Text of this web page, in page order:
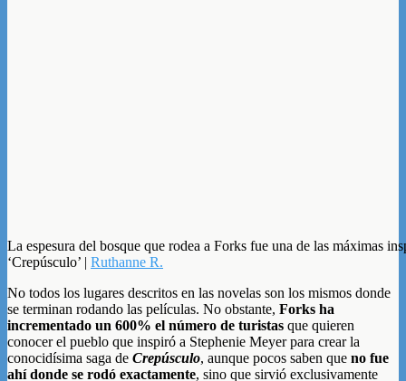
La espesura del bosque que rodea a Forks fue una de las máximas
‘Crepúsculo’ | Ruthanne R.
No todos los lugares descritos en las novelas son los mismos donde
se terminan rodando las películas. No obstante, Forks ha
incrementado un 600% el número de turistas que quieren
conocer el pueblo que inspiró a Stephenie Meyer para crear la
conocidísima saga de Crepúsculo, aunque pocos saben que no fue
ahí donde se rodó exactamente, sino que sirvió exclusivamente